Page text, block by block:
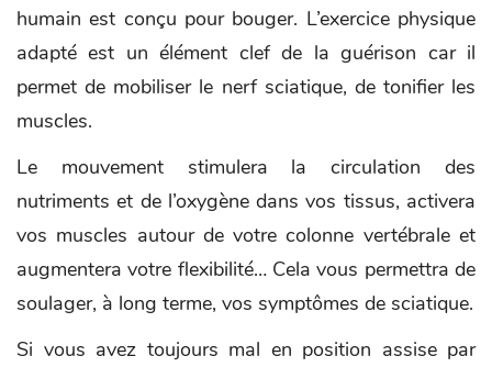
humain est conçu pour bouger. L’exercice physique
adapté est un élément clef de la guérison car il
permet de mobiliser le nerf sciatique, de tonifier les
muscles.
Le mouvement stimulera la circulation des
nutriments et de l’oxygène dans vos tissus, activera
vos muscles autour de votre colonne vertébrale et
augmentera votre flexibilité… Cela vous permettra de
soulager, à long terme, vos symptômes de sciatique.
Si vous avez toujours mal en position assise par